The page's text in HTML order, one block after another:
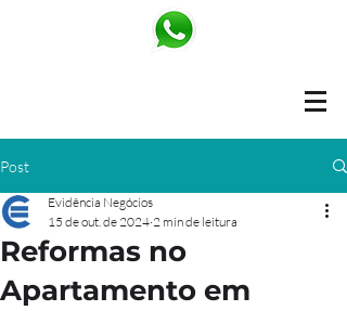
Post
Reformas no
Apartamento em
Evidência Negócios
15 de out. de 2024 2 min de leitura